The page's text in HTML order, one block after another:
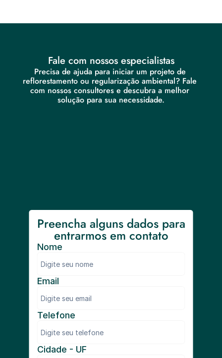
Fale com nossos especialistas
Precisa de ajuda para iniciar um projeto de
reflorestamento ou regularização ambiental? Fale
com nossos consultores e descubra a melhor
solução para sua necessidade.
Preencha alguns dados para
entrarmos em contato
Email
Telefone
Nome
Cidade - UF